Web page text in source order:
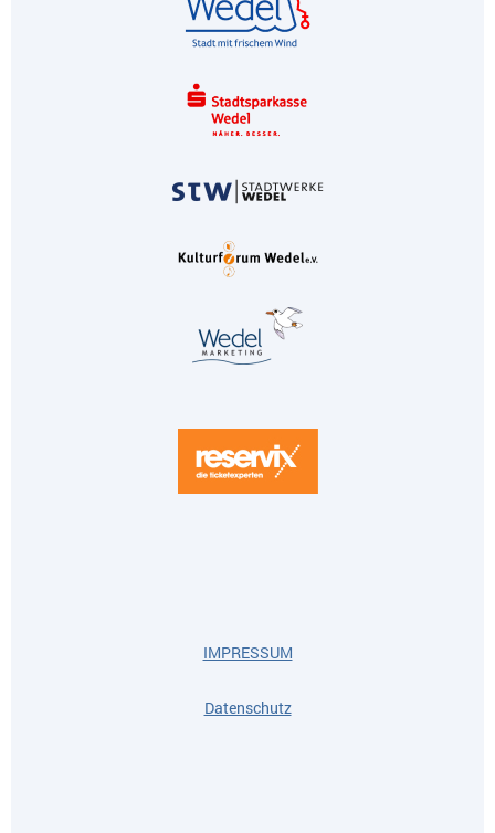
IMPRESSUM
Datenschutz